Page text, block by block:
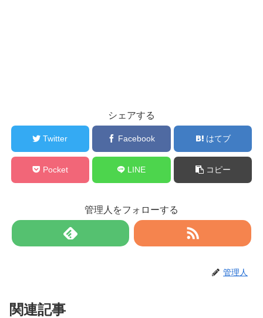
シェアする
Twitter Facebook はてブ
Pocket LINE コピー
管理人をフォローする
管理人
関連記事